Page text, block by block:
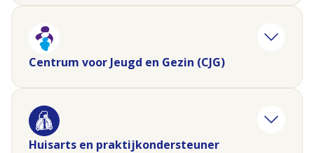
Centrum voor Jeugd en Gezin (CJG)
Huisarts en praktijkondersteuner